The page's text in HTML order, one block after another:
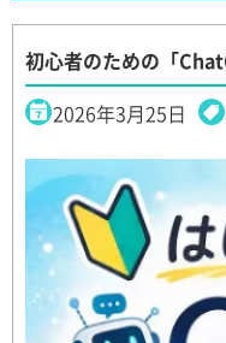
初心者のための「
2026年3月25日